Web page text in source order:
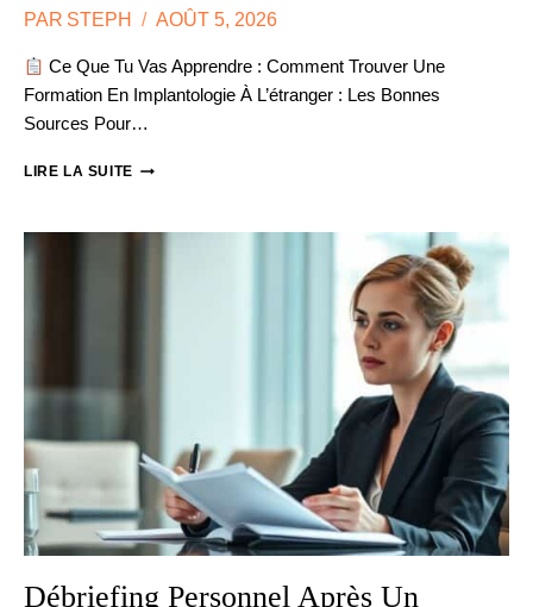
PAR STEPH AOÛT 5, 2026
Ce Que Tu Vas Apprendre : Comment Trouver Une
Formation En Implantologie À L’étranger : Les Bonnes
Sources Pour…
LIRE LA SUITEDENTISTE
FORMATION
Débriefing Personnel Après Un